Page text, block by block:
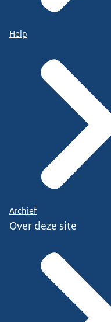
Help
Archief
Over deze site